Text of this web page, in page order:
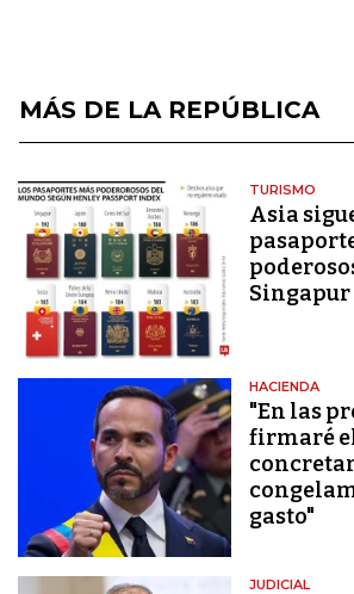
MÁS DE LA REPÚBLICA
TURISMO
Asia
Singapur
HACIENDA
"En las
firmaré
gasto"
JUDICIAL